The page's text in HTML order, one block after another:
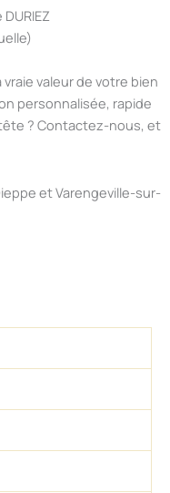
valeur de votre bien
personnalisée, rapide
? Contactez-nous, et
et Varengeville-sur-